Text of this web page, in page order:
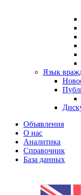
Язык
Объявления
О нас
Аналитика
Справочник
База данных